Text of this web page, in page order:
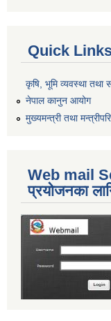
Quick
कृषि, भूमि व्यवस्था तथा
नेपाल कानुन आयोग
मुख्यमन्त्री तथा
Web mail
प्रयोजनका